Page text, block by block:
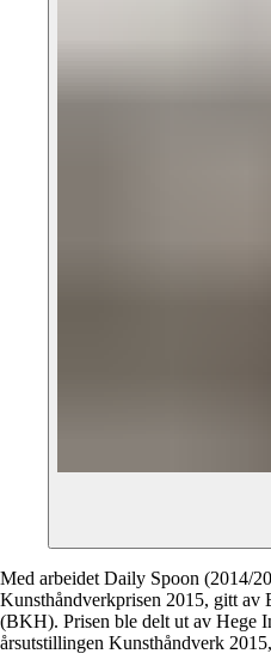
Med arbeidet Daily Spoon (2014/
Kunsthåndverkprisen 2015, gitt av
(BKH). Prisen ble delt ut av Hege
årsutstillingen Kunsthåndverk